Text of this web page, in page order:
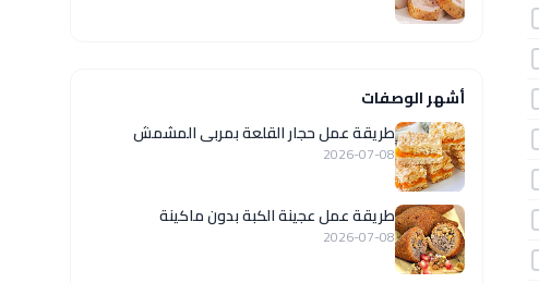
أشهر الوصفات
طريقة عمل حجار القلعة بمربى المشمش
2026-07-08
طريقة عمل عجينة الكبة بدون ماكينة
2026-07-08